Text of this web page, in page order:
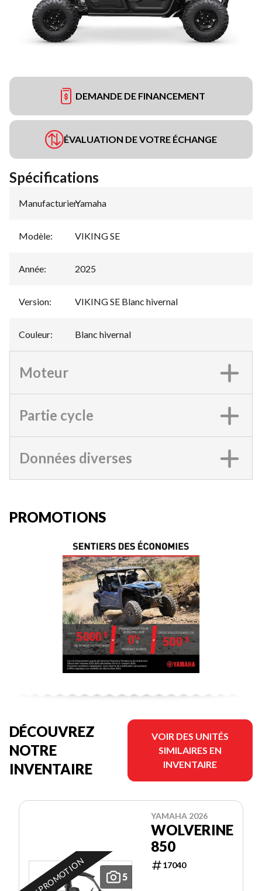
DEMANDE DE FINANCEMENT
ÉVALUATION DE VOTRE ÉCHANGE
Spécifications
Manufacturier:
Yamaha
Modèle: VIKING SE
Année: 2025
Version: VIKING SE Blanc hivernal
Couleur: Blanc hivernal
Moteur
Partie cycle
Données diverses
PROMOTIONS
DÉCOUVREZ
NOTRE
INVENTAIRE
VOIR DES UNITÉS
SIMILAIRES EN
INVENTAIRE
5
EN PROMOTION
YAMAHA 2026
WOLVERINE
850
17040